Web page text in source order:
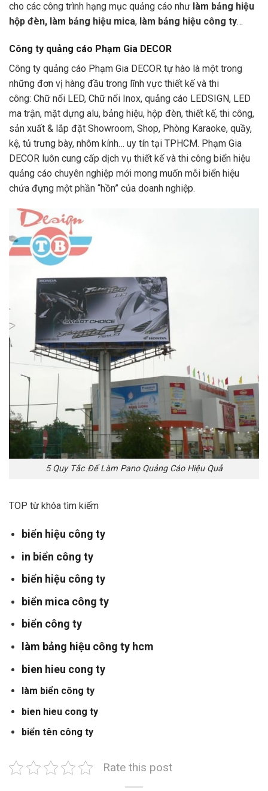
cho các công trình hạng mục quảng cáo như làm bảng hiệu
hộp đèn, làm bảng hiệu mica, làm bảng hiệu công ty…
Công ty quảng cáo Phạm Gia DECOR
Công ty quảng cáo Phạm Gia DECOR tự hào là một trong
những đơn vị hàng đầu trong lĩnh vực thiết kế và thi
công: Chữ nổi LED, Chữ nổi Inox, quảng cáo LEDSIGN, LED
ma trận, mặt dựng alu, bảng hiệu, hộp đèn, thiết kế, thi công,
sản xuất & lắp đặt Showroom, Shop, Phòng Karaoke, quầy,
kệ, tủ trưng bày, nhôm kính… uy tín tại TPHCM. Phạm Gia
DECOR luôn cung cấp dịch vụ thiết kế và thi công biển hiệu
quảng cáo chuyên nghiệp mới mong muốn mỗi biển hiệu
chứa đựng một phần “hồn” của doanh nghiệp.
5 Quy Tắc Để Làm Pano Quảng Cáo Hiệu Quả
TOP từ khóa tìm kiếm
biển hiệu công ty
in biển công ty
biển hiệu công ty
biển mica công ty
biển công ty
làm bảng hiệu công ty hcm
bien hieu cong ty
làm biển công ty
bien hieu cong ty
biển tên công ty
Rate this post